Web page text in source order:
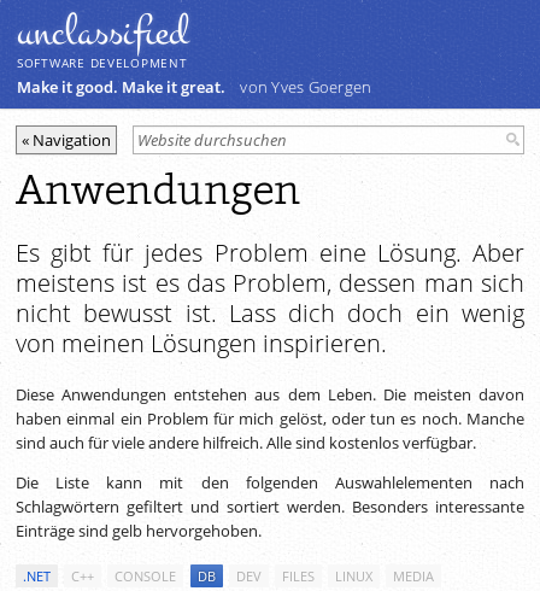
unclassiﬁed
SOFTWARE DEVELOPMENT
Make it good. Make it great. von Yves Goergen
Anwendungen
Es gibt für jedes Problem eine Lösung. Aber
meistens ist es das Problem, dessen man sich
nicht bewusst ist. Lass dich doch ein wenig
von meinen Lösungen inspirieren.
Diese Anwendungen entstehen aus dem Leben. Die meisten davon
haben einmal ein Problem für mich gelöst, oder tun es noch. Manche
sind auch für viele andere hilfreich. Alle sind kostenlos verfügbar.
Die Liste kann mit den folgenden Auswahlelementen nach
Schlagwörtern gefiltert und sortiert werden. Besonders interessante
Einträge sind gelb hervorgehoben.
.NET C++ CONSOLE DB DEV FILES LINUX
MEDIA